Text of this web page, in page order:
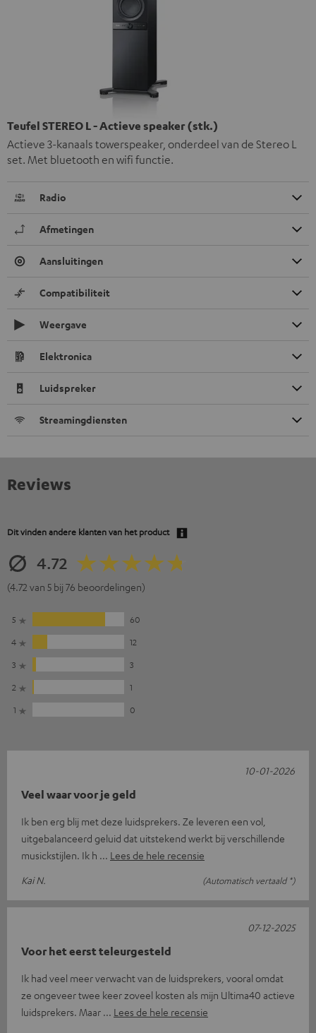
Teufel STEREO L - Actieve speaker (stk.)
Actieve 3-kanaals towerspeaker, onderdeel van de Stereo L
set. Met bluetooth en wifi functie.
Radio
Afmetingen
Aansluitingen
Compatibiliteit
Weergave
Elektronica
Luidspreker
Streamingdiensten
Reviews
Dit vinden andere klanten van het product
4.72
(4.72 van 5 bij 76 beoordelingen)
5
60
4
12
3
3
2
1
1
0
Veel waar voor je geld
Ik ben erg blij met deze luidsprekers. Ze leveren een vol,
uitgebalanceerd geluid dat uitstekend werkt bij verschillende
musickstijlen. Ik h
Lees de hele recensie
Kai N.
(Automatisch vertaald *)
10-01-2026
Voor het eerst teleurgesteld
Ik had veel meer verwacht van de luidsprekers, vooral omdat
ze ongeveer twee keer zoveel kosten als mijn Ultima40 actieve
luidsprekers. Maar
Lees de hele recensie
07-12-2025